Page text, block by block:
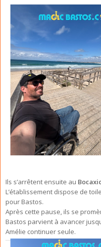
Ils s’arrêtent ensuite au
L’établissement dispose de
pour Bastos.
Après cette pause, ils se
Bastos parvient à avancer
Amélie continuer seule.